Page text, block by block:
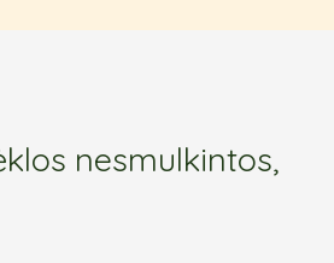
nesmulkintos,